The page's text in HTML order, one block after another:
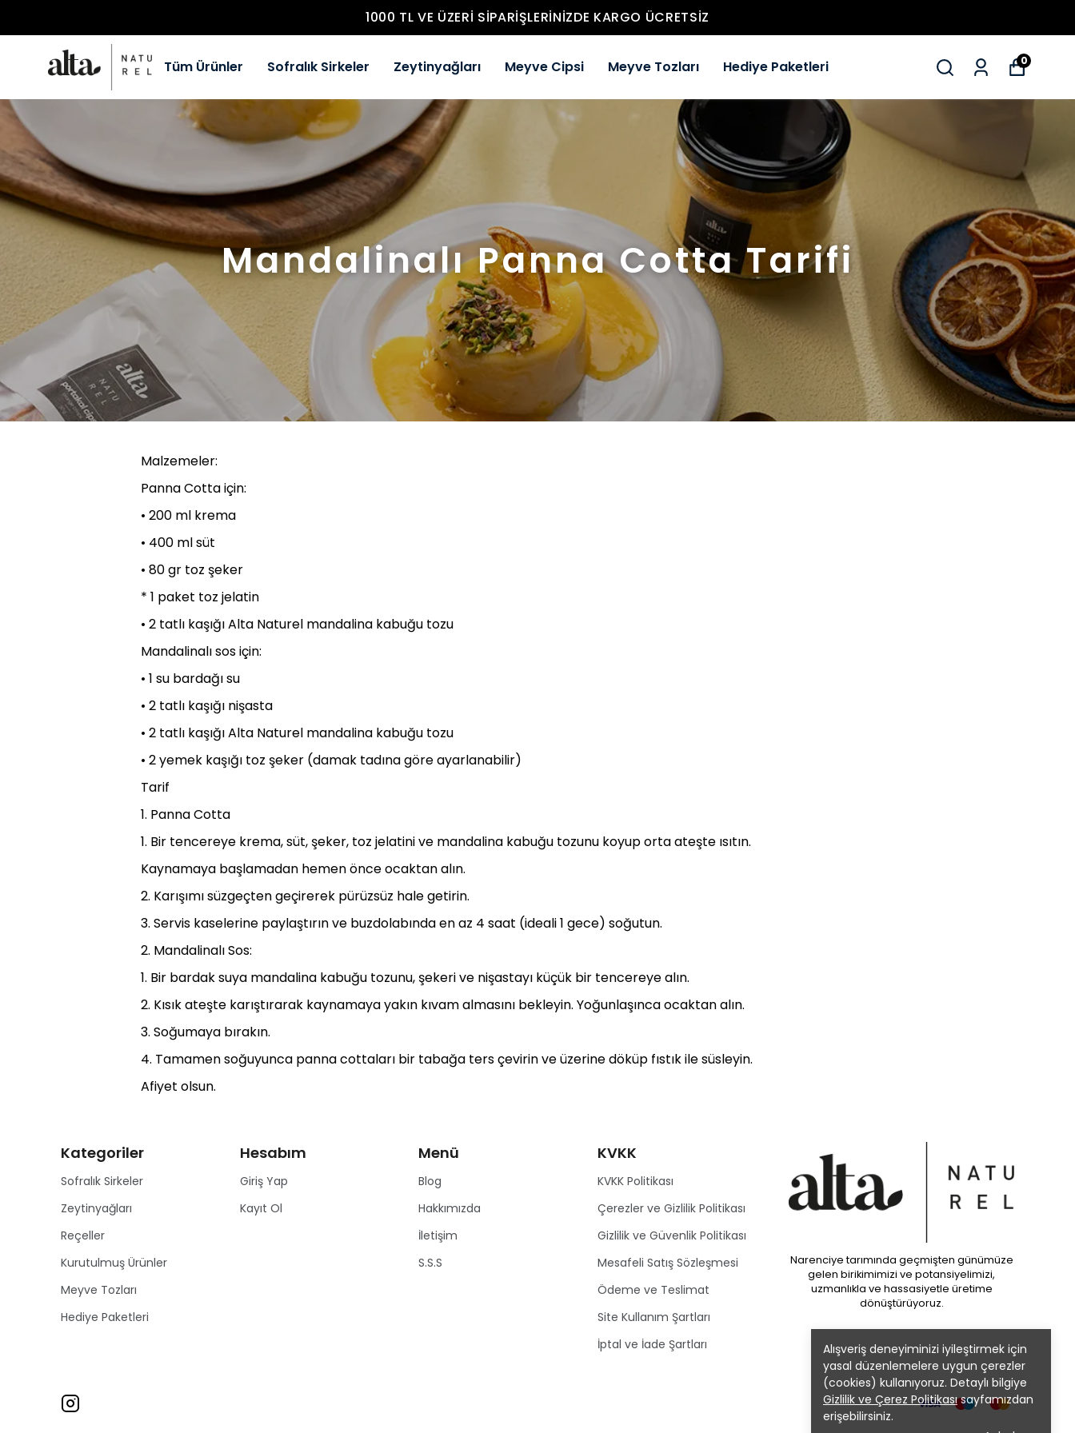
1000 TL VE ÜZERI SIPARIŞLERINIZDE KARGO ÜCRETSIZ
Tüm Ürünler Sofralık Sirkeler Zeytinyağları Meyve Cipsi Meyve Tozları Hediye Paketleri 0
Alışveriş deneyiminizi iyileştirmek için
yasal düzenlemelere uygun çerezler
(cookies) kullanıyoruz. Detaylı bilgiye
Gizlilik ve Çerez Politikasısayfamızdan
erişebilirsiniz.
Mandalinalı Panna Cotta Tarifi
Malzemeler:
Panna Cotta için:
• 200 ml krema
• 400 ml süt
• 80 gr toz şeker
* 1 paket toz jelatin
• 2 tatlı kaşığı Alta Naturel mandalina kabuğu tozu
Mandalinalı sos için:
• 1 su bardağı su
• 2 tatlı kaşığı nişasta
• 2 tatlı kaşığı Alta Naturel mandalina kabuğu tozu
• 2 yemek kaşığı toz şeker (damak tadına göre ayarlanabilir)
Tarif
1. Panna Cotta
1. Bir tencereye krema, süt, şeker, toz jelatini ve mandalina kabuğu tozunu koyup orta ateşte ısıtın.
Kaynamaya başlamadan hemen önce ocaktan alın.
2. Karışımı süzgeçten geçirerek pürüzsüz hale getirin.
3. Servis kaselerine paylaştırın ve buzdolabında en az 4 saat (ideali 1 gece) soğutun.
2. Mandalinalı Sos:
1. Bir bardak suya mandalina kabuğu tozunu, şekeri ve nişastayı küçük bir tencereye alın.
2. Kısık ateşte karıştırarak kaynamaya yakın kıvam almasını bekleyin. Yoğunlaşınca ocaktan alın.
3. Soğumaya bırakın.
4. Tamamen soğuyunca panna cottaları bir tabağa ters çevirin ve üzerine döküp fıstık ile süsleyin.
Afiyet olsun.
Kategoriler
Sofralık Sirkeler
Zeytinyağları
Reçeller
Kurutulmuş Ürünler
Meyve Tozları
Hediye Paketleri
Hesabım
Giriş Yap
Kayıt Ol
Menü
Blog
Hakkımızda
İletişim
S.S.S
KVKK
KVKK Politikası
Çerezler ve Gizlilik Politikası
Gizlilik ve Güvenlik Politikası
Mesafeli Satış Sözleşmesi
Ödeme ve Teslimat
Site Kullanım Şartları
İptal ve İade Şartları
Narenciye tarımında geçmişten günümüze
gelen birikimimizi ve potansiyelimizi,
uzmanlıkla ve hassasiyetle üretime
dönüştürüyoruz.